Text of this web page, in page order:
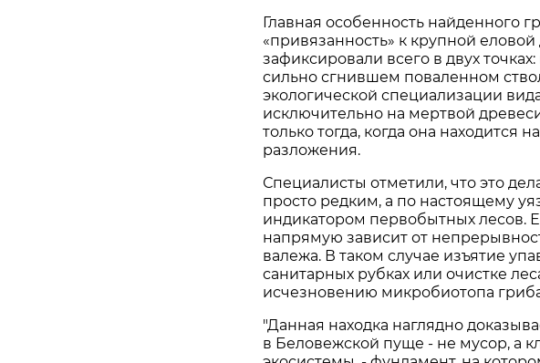
Главная особенность найденного
«привязанность» к крупной
зафиксировали всего в двух
сильно сгнившем поваленном
экологической специализации
исключительно на мертвой
только тогда, когда она находится
разложения.
Специалисты отметили, что это
просто редким, а по настоящему
индикатором первобытных лесов.
напрямую зависит от
валежа. В таком случае изъятие
санитарных рубках или очистке
исчезновению микробиотопа
"Данная находка наглядно
в Беловежской пуще - не мусор, а